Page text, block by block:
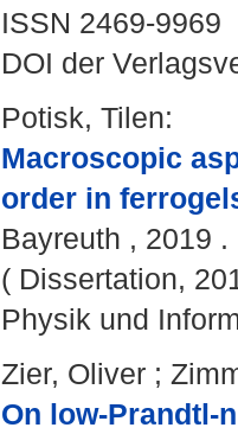
ISSN 2469-9969
DOI der
Potisk, Tilen:
Macroscopic
order in
Bayreuth , 2019
( Dissertation,
Physik und
Zier, Oliver ;
On low-Prandtl-